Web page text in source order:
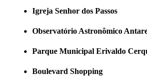
Igreja Senhor dos Passos
Observatório Astronômico
Parque Municipal Erivaldo
Boulevard Shopping